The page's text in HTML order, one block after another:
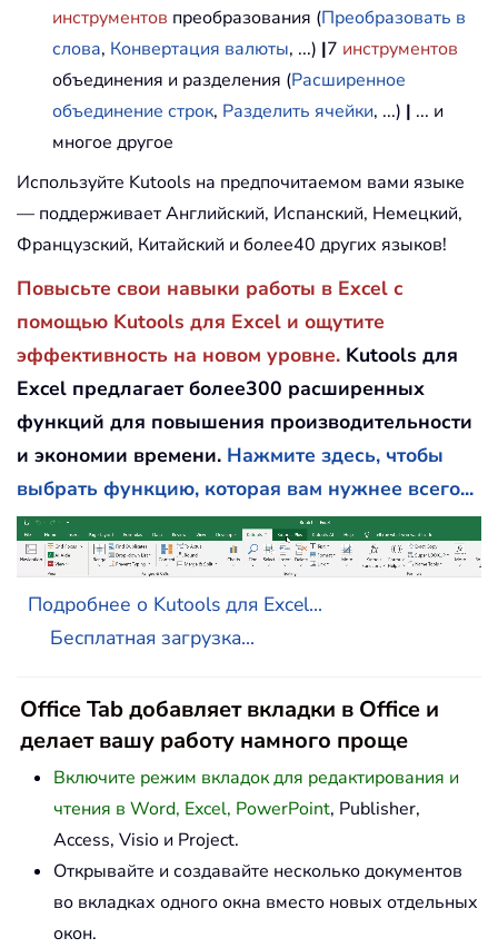
инструментов преобразования (Преобразовать в
слова, Конвертация валюты, ...) |7 инструментов
объединения и разделения (Расширенное
объединение строк, Разделить ячейки, ...) | ... и
многое другое
Используйте Kutools на предпочитаемом вами языке
— поддерживает Английский, Испанский, Немецкий,
Французский, Китайский и более40 других языков!
Повысьте свои навыки работы в Excel с
помощью Kutools для Excel и ощутите
эффективность на новом уровне. Kutools для
Excel предлагает более300 расширенных
функций для повышения производительности
и экономии времени. Нажмите здесь, чтобы
выбрать функцию, которая вам нужнее всего...
Подробнее о Kutools для Excel...
Бесплатная загрузка...
Office Tab добавляет вкладки в Office и
делает вашу работу намного проще
Включите режим вкладок для редактирования и
чтения в Word, Excel, PowerPoint, Publisher,
Access, Visio и Project.
Открывайте и создавайте несколько документов
во вкладках одного окна вместо новых отдельных
окон.